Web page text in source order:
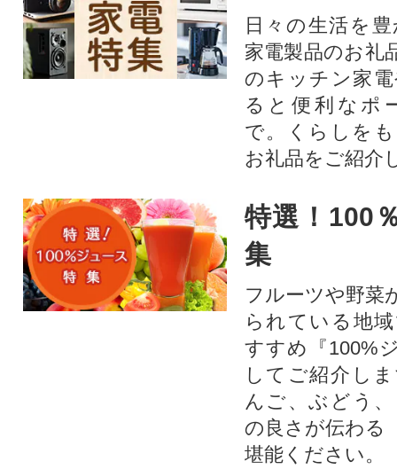
日々の生活を
家電製品のお礼
のキッチン家
ると便利なポ
で。くらしを
お礼品をご紹介
特選！100
集
フルーツや野菜
られている地
すすめ『100%
してご紹介し
んご、ぶどう
の良さが伝わる
堪能ください。